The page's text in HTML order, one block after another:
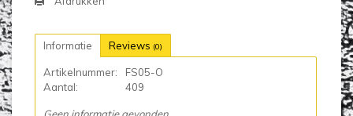
Informatie Reviews (0)
Artikelnummer:
FS05-O
Aantal:
409